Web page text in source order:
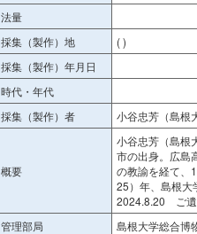
法量
採集（製作）地
( )
採集（製作）年月日
時代・年代
採集（製作）者
小谷忠芳（島根
概要
小谷忠芳（島根
市の出身。広島
の教諭を経て、
25）年、島根大
2024.8.20 ご遺
管理部局
島根大学総合博